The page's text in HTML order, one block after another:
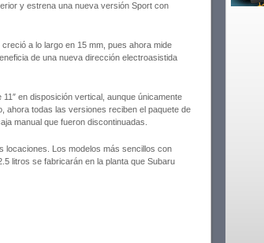
y estrena una nueva versión Sport con
a lo largo en 15 mm, pues ahora mide
de una nueva dirección electroasistida
en disposición vertical, aunque únicamente
ahora todas las versiones reciben el paquete de
manual que fueron discontinuadas.
locaciones. Los modelos más sencillos con
litros se fabricarán en la planta que Subaru